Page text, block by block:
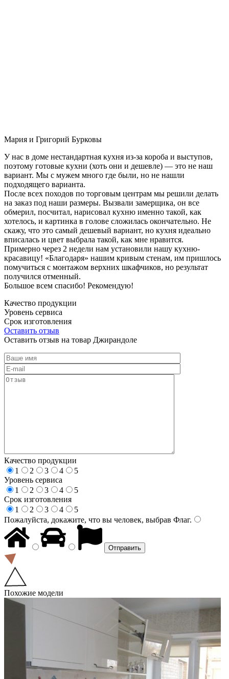
Мария и Григорий Бурковы
У нас в доме нестандартная кухня из-за короба и выступов,
поэтому готовые кухни (хоть они и дешевле) — это не наш
вариант. Мы с мужем много где были, но не нашли
подходящего варианта.
После всех походов по торговым центрам мы решили делать
на заказ под наши размеры. Вызвали замерщика, он все
обмерил, посчитал, нарисовал кухню именно такой, как
хотелось, и картинка в голове сложилась окончательно. Не
скажу, что это самый дешевый вариант, но кухня идеально
вписалась и цвет выбрала такой, как мне нравится.
Примерно через 2 недели нам установили нашу кухню-
красавицу! «Благодаря» нашим кривым стенам, им пришлось
помучиться с монтажом верхних шкафчиков, но результат
получился отменный.
Большое всем спасибо! Рекомендую!
Качество продукции
Уровень сервиса
Срок изготовления
Оставить отзыв
Оставить отзыв на товар Джирандоле
Качество продукции
1
2 3 4
5
Уровень сервиса
1
2 3 4
5
Срок изготовления
1
2 3 4
5
Пожалуйста, докажите, что вы человек, выбрав Флаг.
Похожие модели